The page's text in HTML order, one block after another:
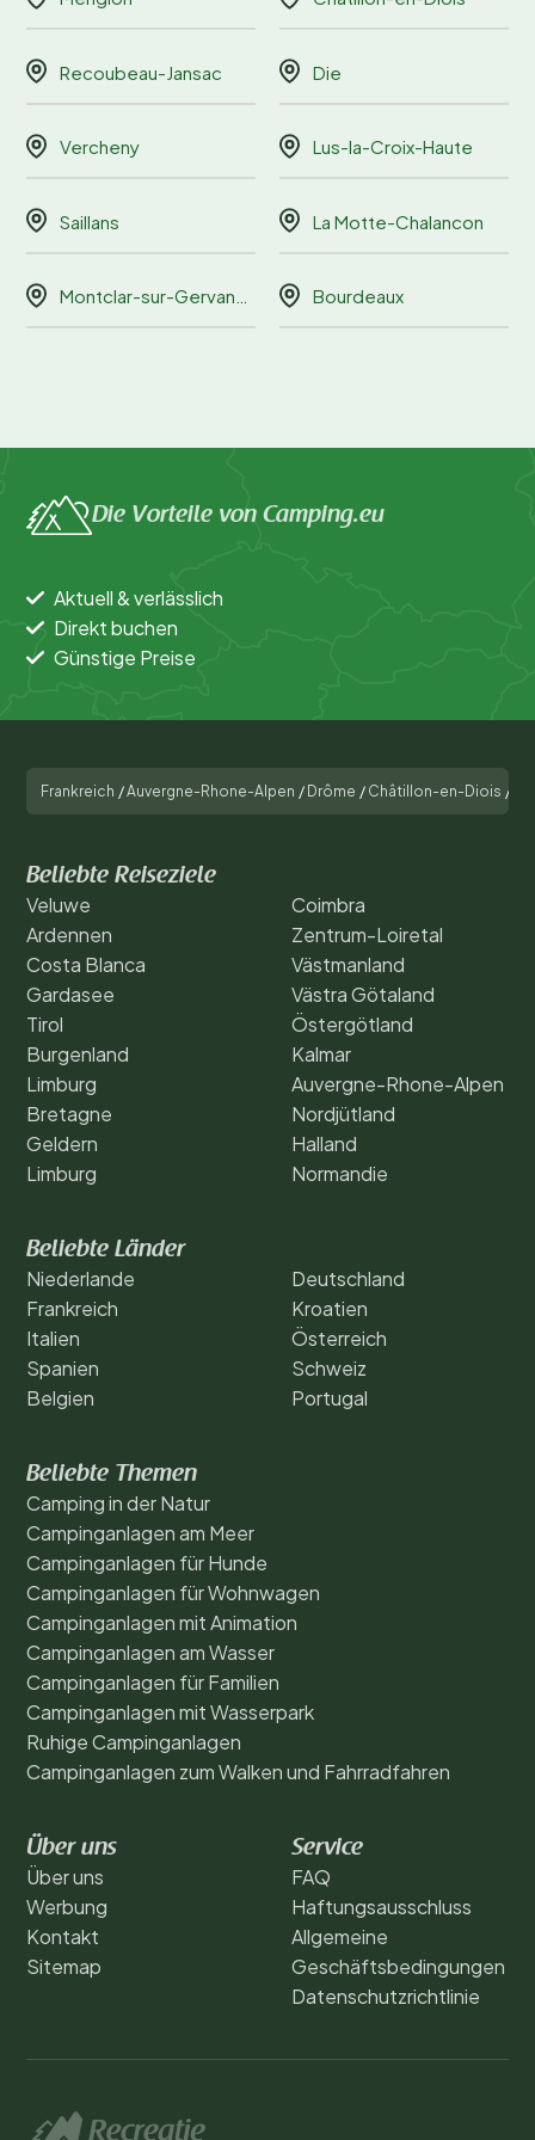
Recoubeau-Jansac Die
Vercheny Lus-la-Croix-Haute
Saillans La Motte-Chalancon
Montclar-sur-Gervanne Bourdeaux
Die Vorteile von Camping.eu
Aktuell & verlässlich
Direkt buchen
Günstige Preise
Frankreich /Auvergne-Rhone-Alpen / Drôme / Châtillon-en-Diois /
Beliebte Reiseziele
Veluwe
Ardennen
Costa Blanca
Gardasee
Tirol
Burgenland
Limburg
Bretagne
Geldern
Limburg
Coimbra
Zentrum-Loiretal
Västmanland
Västra Götaland
Östergötland
Kalmar
Auvergne-Rhone-Alpen
Nordjütland
Halland
Normandie
Beliebte Länder
Niederlande
Frankreich
Italien
Spanien
Belgien
Deutschland
Kroatien
Österreich
Schweiz
Portugal
Beliebte Themen
Camping in der Natur
Campinganlagen am Meer
Campinganlagen für Hunde
Campinganlagen für Wohnwagen
Campinganlagen mit Animation
Campinganlagen am Wasser
Campinganlagen für Familien
Campinganlagen mit Wasserpark
Ruhige Campinganlagen
Campinganlagen zum Walken und Fahrradfahren
Über uns
Über uns
Werbung
Kontakt
Sitemap
Service
FAQ
Haftungsausschluss
Allgemeine
Geschäftsbedingungen
Datenschutzrichtlinie